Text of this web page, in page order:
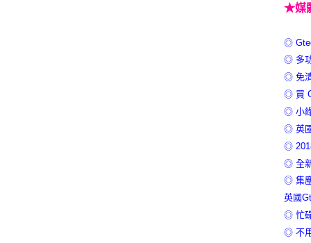
★媒
◎
◎ 多
◎ 免
◎ 買
◎ 小
◎ 英
◎
◎ 全
◎ 集
英國
◎ 忙
◎ 不